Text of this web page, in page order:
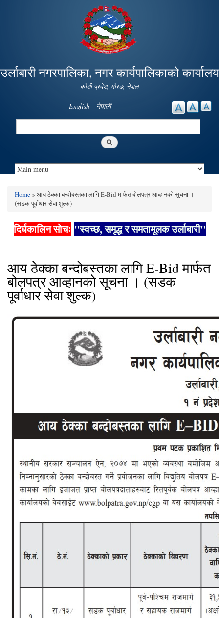
Skip to
main
content
उर्लाबारी नगरपालिका, नगर कार्यपालिकाको कार्यालय
कोशी प्रदेश, माेरङ, नेपाल
English नेपाली
Search
You are here
Home» आय ठेक्का बन्दोबस्तका लागि E-Bid मार्फत बोलपत्र आव्हानको सूचना ।
(सडक पूर्वाधार सेवा शुल्क)
दिर्घकालिन सोचः "स्वच्छ, समृद्ध र समतामूलक उर्लाबारी"
आय ठेक्का बन्दोबस्तका लागि E-Bid मार्फत
बोलपत्र आव्हानको सूचना । (सडक
पूर्वाधार सेवा शुल्क)